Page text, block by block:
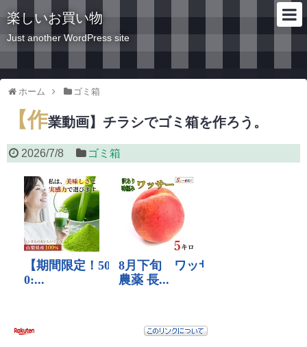
楽しいお買い物
Just another WordPress site
ホーム ゴミ箱
【作業動画】チラシでゴミ箱を作ろう。
2026/7/8 ゴミ箱